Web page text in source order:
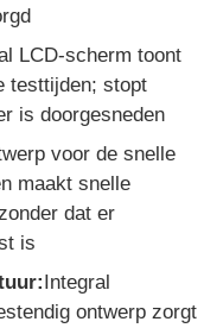
LCD-scherm toont
testtijden; stopt
is doorgesneden
voor de snelle
maakt snelle
dat er
is
Integral
ontwerp zorgt